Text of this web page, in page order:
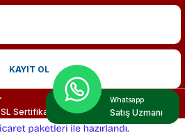
KAYIT OL
Sertifikası ile %100 koruma altındadır.
Whatsapp
Satış Uzmanı
e-